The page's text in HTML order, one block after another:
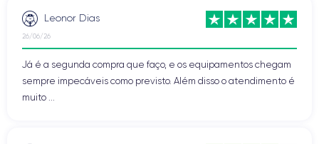
Leonor Dias
26/06/26
Já é a segunda compra que faço, e os equipamentos chegam
sempre impecáveis como previsto. Além disso o atendimento é
muito ...